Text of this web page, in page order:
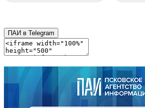
ПАИ в Telegram